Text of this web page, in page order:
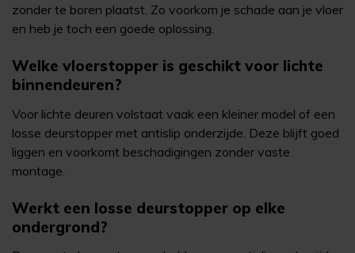
zonder te boren plaatst. Zo voorkom je schade aan je vloer
en heb je toch een goede oplossing.
Welke vloerstopper is geschikt voor lichte
binnendeuren?
Voor lichte deuren volstaat vaak een kleiner model of een
losse deurstopper met antislip onderzijde. Deze blijft goed
liggen en voorkomt beschadigingen zonder vaste
montage.
Werkt een losse deurstopper op elke
ondergrond?